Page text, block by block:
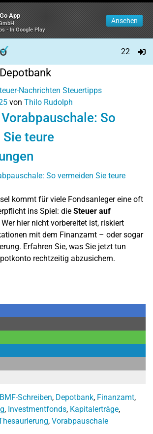
App
- In Google Play
Ansehen
22
Depotbank
Nachrichten Steuertipps
von Thilo Rudolph
So
teure
kommt für viele Fondsanleger eine oft
ins Spiel: die Steuer auf
Wer hier nicht vorbereitet ist, riskiert
mit dem Finanzamt – oder sogar
Erfahren Sie, was Sie jetzt tun
rechtzeitig abzusichern.
BMF-Schreiben, Depotbank, Finanzamt,
, Investmentfonds, Kapitalerträge,
, Vorabpauschale